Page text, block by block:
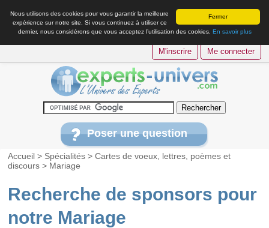
Fermer
Nous utilisons des cookies pour vous garantir la meilleure
expérience sur notre site. Si vous continuez à utiliser ce
dernier, nous considérons que vous acceptez l’utilisation des cookies. En savoir plus
M'inscrire Me connecter
Poser une question
Accueil > Spécialités >Cartes de voeux, lettres, poèmes et
discours > Mariage
Recherche de sponsors pour
notre Mariage